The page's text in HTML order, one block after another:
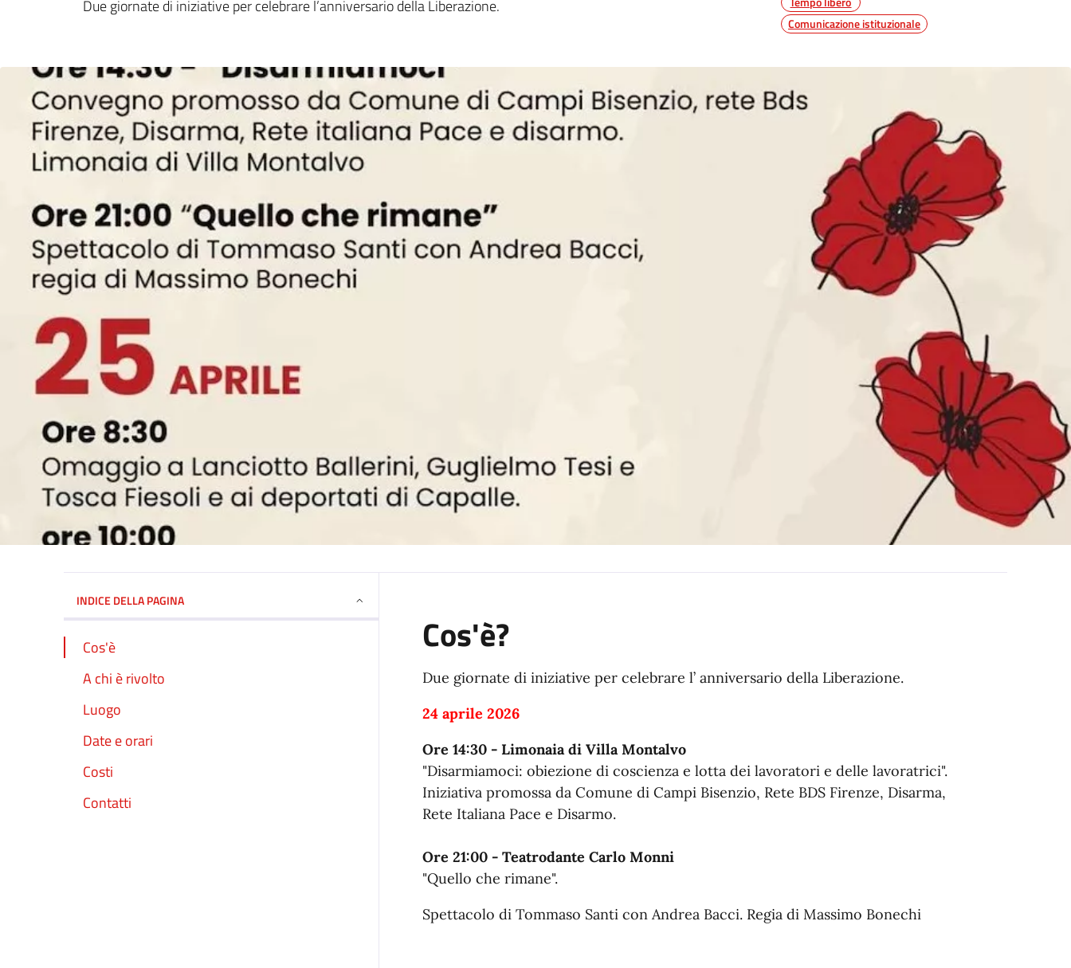
Due giornate di iniziative per celebrare l’anniversario della Liberazione.
Comunicazione istituzionale
INDICE DELLA PAGINA
Cos'è
A chi è rivolto
Luogo
Date e orari
Costi
Contatti
Cos'è?
Due giornate di iniziative per celebrare l’ anniversario della Liberazione.
24 aprile 2026
Ore 14:30 - Limonaia di Villa Montalvo
"Disarmiamoci: obiezione di coscienza e lotta dei lavoratori e delle lavoratrici".
Iniziativa promossa da Comune di Campi Bisenzio, Rete BDS Firenze, Disarma,
Rete Italiana Pace e Disarmo.
Ore 21:00 - Teatrodante Carlo Monni
"Quello che rimane".
Spettacolo di Tommaso Santi con Andrea Bacci. Regia di Massimo Bonechi